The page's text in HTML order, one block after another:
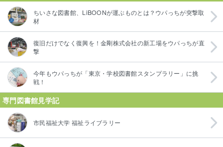
ちいさな図書館、LiBOONが運ぶものとは？ウパっちが突撃取
材
復旧だけでなく復興を！金剛株式会社の新工場をウパっちが直
撃
今年もウパっちが「東京・学校図書館スタンプラリー」に挑
戦！
専門図書館見学記
市民福祉大学 福祉ライブラリー